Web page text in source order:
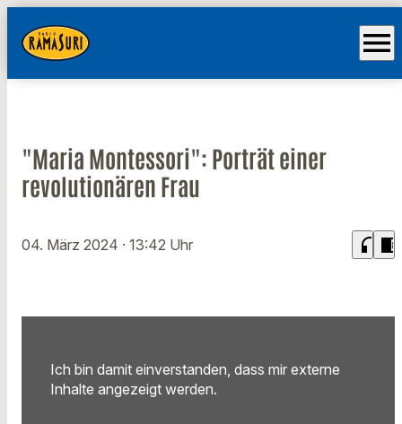
menu
"Maria Montessori": Porträt einer
revolutionären Frau
04. März 2024 · 13:42 Uhr headphones chrome_reader_mode
Ich bin damit einverstanden, dass mir externe
Inhalte angezeigt werden.